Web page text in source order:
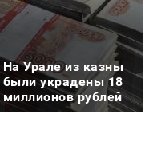
На Урале из казны
были украдены 18
миллионов рублей